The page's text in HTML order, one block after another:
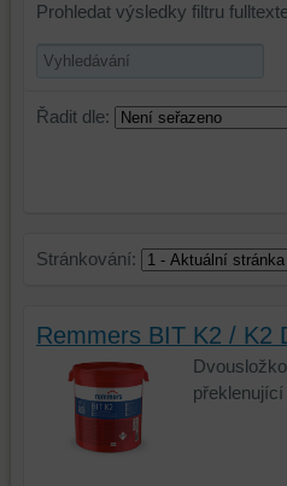
Prohledat výsledky filtru
Řadit dle:
Stránkování:
Remmers BIT K2 / K2